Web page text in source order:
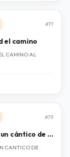
#77
el camino
CAMINO AL
#79
Resuena un cántico de amor
CANTICO DE